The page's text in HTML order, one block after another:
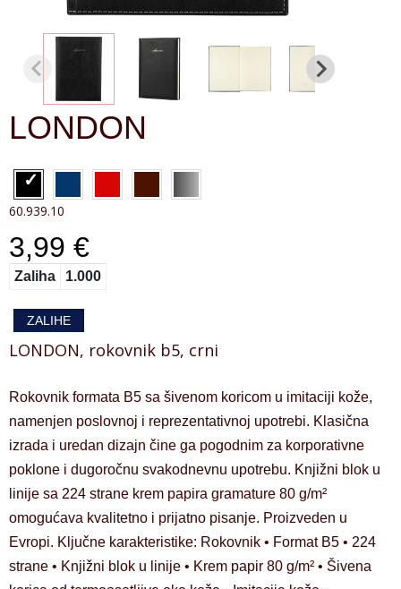
LONDON
60.939.10
3,99 €
Zaliha 1.000
ZALIHE
LONDON, rokovnik b5, crni
Rokovnik formata B5 sa šivenom koricom u imitaciji kože,
namenjen poslovnoj i reprezentativnoj upotrebi. Klasična
izrada i uredan dizajn čine ga pogodnim za korporativne
poklone i dugoročnu svakodnevnu upotrebu. Knjižni blok u
linije sa 224 strane krem papira gramature 80 g/m²
omogućava kvalitetno i prijatno pisanje. Proizveden u
Evropi. Ključne karakteristike: Rokovnik • Format B5 • 224
strane • Knjižni blok u linije • Krem papir 80 g/m² • Šivena